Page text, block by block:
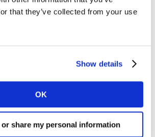
that they’ve collected from your use
Show details
OK
share my personal information
si los comparamos con otros
o el cuidado del hogar.